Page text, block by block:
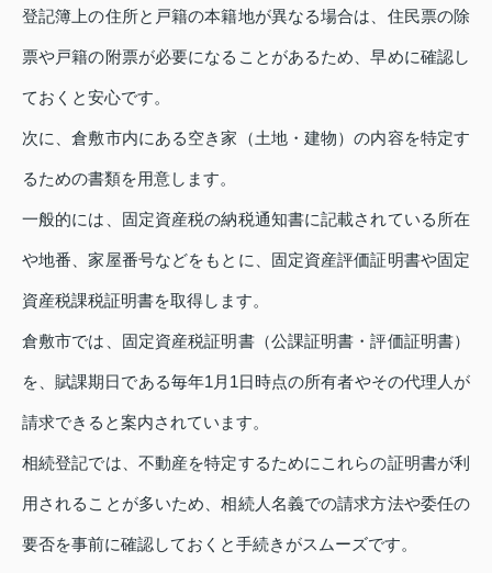
登記簿上の住所と戸籍の本籍地が異なる場合は、住民票の除
票や戸籍の附票が必要になることがあるため、早めに確認し
ておくと安心です。
次に、倉敷市内にある空き家（土地・建物）の内容を特定す
るための書類を用意します。
一般的には、固定資産税の納税通知書に記載されている所在
や地番、家屋番号などをもとに、固定資産評価証明書や固定
資産税課税証明書を取得します。
倉敷市では、固定資産税証明書（公課証明書・評価証明書）
を、賦課期日である毎年1月1日時点の所有者やその代理人が
請求できると案内されています。
相続登記では、不動産を特定するためにこれらの証明書が利
用されることが多いため、相続人名義での請求方法や委任の
要否を事前に確認しておくと手続きがスムーズです。